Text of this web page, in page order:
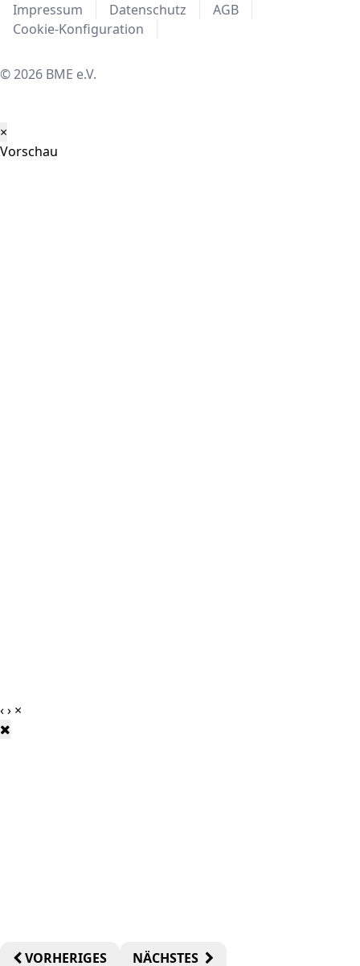
Impressum Datenschutz
AGB
Cookie-Konfiguration
© 2026 BME e.V.
×
Vorschau
‹› ×
VORHERIGES NÄCHSTES